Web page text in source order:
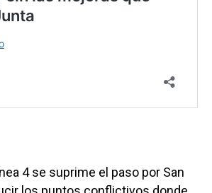
4 se suprime el paso por San